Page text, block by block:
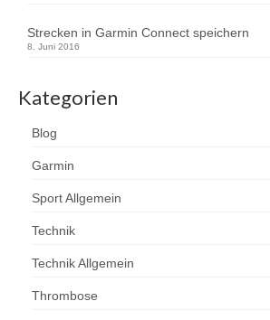
Strecken in Garmin Connect speichern
8. Juni 2016
Kategorien
Blog
Garmin
Sport Allgemein
Technik
Technik Allgemein
Thrombose